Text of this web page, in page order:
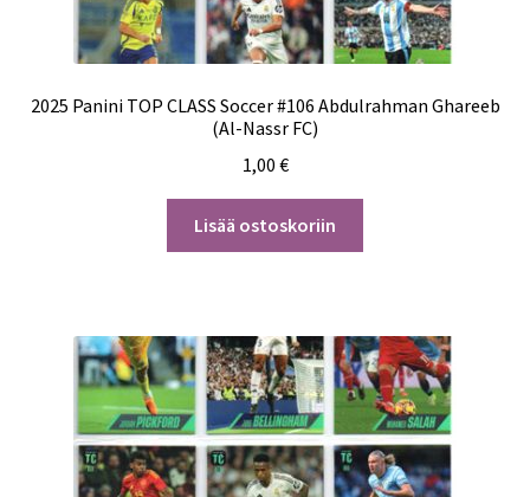
2025 Panini TOP CLASS Soccer #106 Abdulrahman Ghareeb
(Al-Nassr FC)
1,00 €
Lisää ostoskoriin